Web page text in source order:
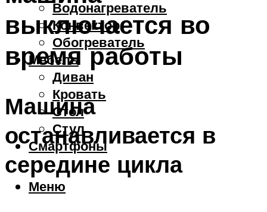
Водонагреватель
Конвектор
Обогреватель
Мебель
Диван
Кровать
Стол
Стул
Смартфоны
Меню
выключается во
время работы
Машина
останавливается в
середине цикла